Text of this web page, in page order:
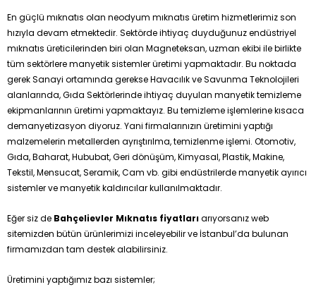
En güçlü mıknatıs olan neodyum mıknatıs üretim hizmetlerimiz son
hızıyla devam etmektedir. Sektörde ihtiyaç duyduğunuz endüstriyel
mıknatıs üreticilerinden biri olan Magneteksan, uzman ekibi ile birlikte
tüm sektörlere manyetik sistemler üretimi yapmaktadır. Bu noktada
gerek Sanayi ortamında gerekse Havacılık ve Savunma Teknolojileri
alanlarında, Gıda Sektörlerinde ihtiyaç duyulan manyetik temizleme
ekipmanlarının üretimi yapmaktayız. Bu temizleme işlemlerine kısaca
demanyetizasyon diyoruz. Yani firmalarınızın üretimini yaptığı
malzemelerin metallerden ayrıştırılma, temizlenme işlemi. Otomotiv,
Gıda, Baharat, Hububat, Geri dönüşüm, Kimyasal, Plastik, Makine,
Tekstil, Mensucat, Seramik, Cam vb. gibi endüstrilerde manyetik ayırıcı
sistemler ve manyetik kaldırıcılar kullanılmaktadır.
Eğer siz de Bahçelievler Mıknatıs fiyatlarıarıyorsanız web
sitemizden bütün ürünlerimizi inceleyebilir ve İstanbul’da bulunan
firmamızdan tam destek alabilirsiniz.
Üretimini yaptığımız bazı sistemler;